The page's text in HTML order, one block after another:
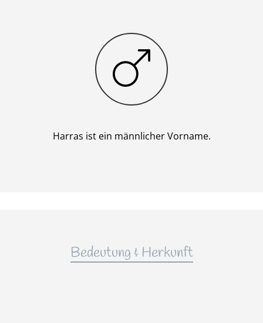
Junge
Harras ist ein männlicher Vorname.
Bedeutung & Herkunft